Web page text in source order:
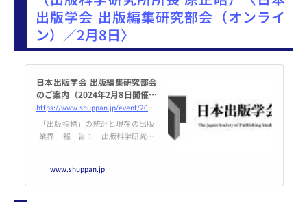
出版学会 出版編集研究部会（オンライ
ン）／2月8日〉
日本出版学会 出版編集研究部会
のご案内（2024年2月8日開催）
| 日本出版学会
https://www.shuppan.jp/event/2023/12/21/2918/
「出版指標」の統計と現在の出版
業界 報 告： 出版科学研究所
時30分 （開場：18時20分）
場 所： オンライン開催（Zoo
www.shuppan.jp